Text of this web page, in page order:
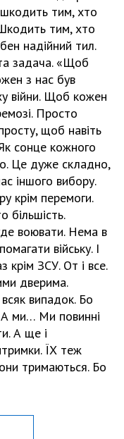
тим, хто
тим, хто
надійний тил.
задача. «Щоб
з нас був
війни. Щоб кожен
Просто
щоб навіть
сонце кожного
Це дуже складно,
іншого вибору.
крім перемоги.
більшість.
воювати. Нема в
війську. І
крім ЗСУ. От і все.
дверима.
випадок. Бо
А ми… Ми повинні
А ще і
ЇХ теж
тримаються. Бо